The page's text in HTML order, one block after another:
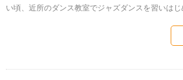
い頃、近所のダンス教室でジャズダンスを習いは